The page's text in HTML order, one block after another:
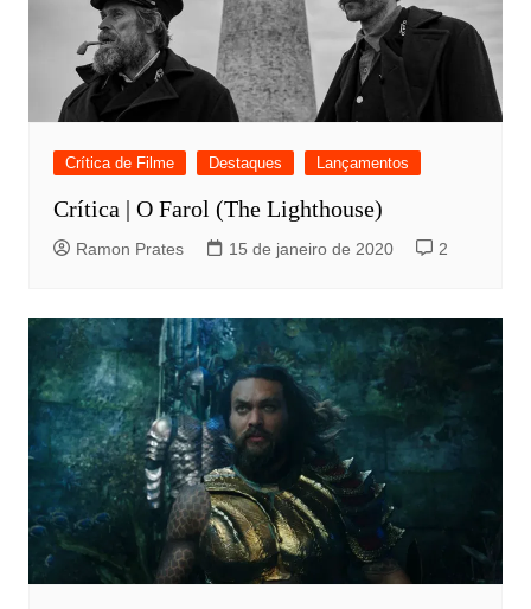
Crítica de Filme Destaques Lançamentos
Crítica | O Farol (The Lighthouse)
Ramon Prates 15 de janeiro de 2020 2